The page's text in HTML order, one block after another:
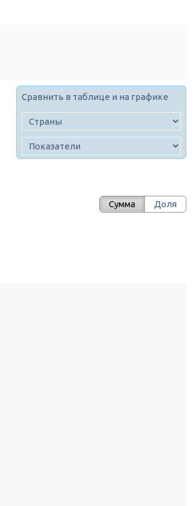
Сравнить в таблице и на графике
Сумма Доля